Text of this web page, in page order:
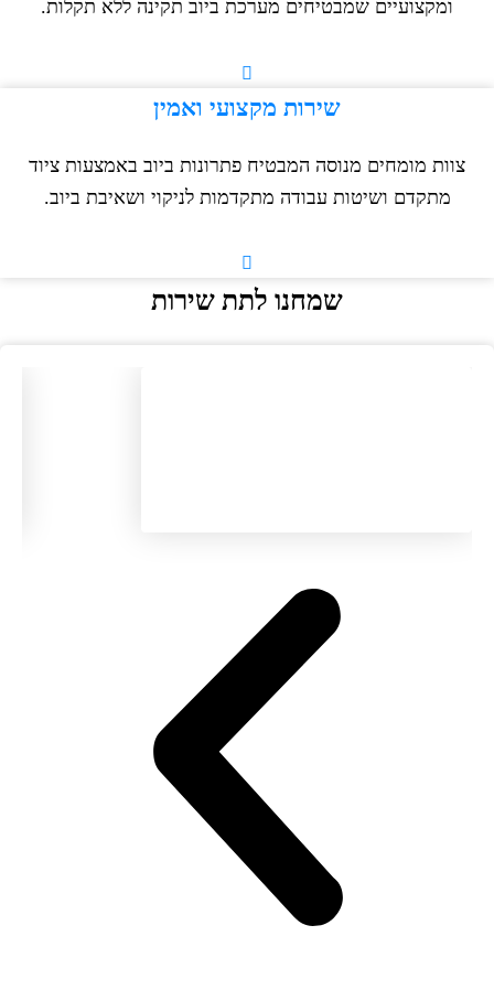
ומקצועיים שמבטיחים מערכת ביוב תקינה ללא תקלות.
שירות מקצועי ואמין
צוות מומחים מנוסה המבטיח פתרונות ביוב באמצעות ציוד
מתקדם ושיטות עבודה מתקדמות לניקוי ושאיבת ביוב.
שמחנו לתת שירות